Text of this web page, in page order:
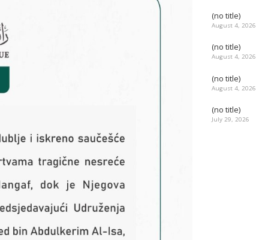
(no title)
August 4, 2026
(no title)
August 4, 2026
(no title)
August 4, 2026
(no title)
July 29, 2026